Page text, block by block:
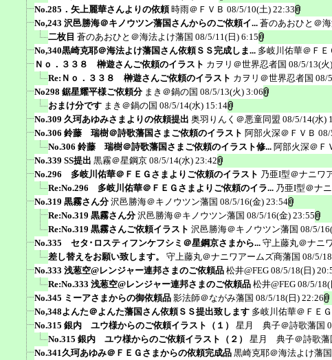
No.285．矢上麗華さんよりの依頼 時雨＠ＦＶＢ 08/5/10(土) 22:33
No,243 沢邑勝海＠キノウツン藩国さんからのご依頼イ... 蒼のあおひと＠
二枚目 蒼のあおひと＠海法よけ藩国 08/5/11(日) 6:15
No,340黒崎克耶＠海法よけ藩国さん依頼ＳＳ完成しま... 多岐川佑華＠ＦＥ
Ｎｏ．３３８ 榊遊さんご依頼のイラスト カヲリ＠世界忍者国 08/5/13(火
Re:Ｎｏ．３３８ 榊遊さんご依頼のイラスト カヲリ＠世界忍者国 08/
No298 鋸星耀平様ご依頼分 まき＠鍋の国 08/5/13(火) 3:06
おまけ分です まき＠鍋の国 08/5/14(水) 15:14
No.309 久珂あゆみさまよりの依頼提出 奥羽りんく＠悪童同盟 08/5/14(水)
No.306 鈴藤 瑞樹＠詩歌藩国さまご依頼のイラスト 阿部火深＠ＦＶＢ 08/
No.306 鈴藤 瑞樹＠詩歌藩国さまご依頼のイラスト修... 阿部火深＠Ｆ
No.339 SS提出 黒霧＠星鋼京 08/5/14(水) 23:42
No.296 多岐川佑華＠ＦＥＧさまよりご依頼のイラスト 乃亜I型＠ナニワ
Re:No.296 多岐川佑華＠ＦＥＧさまよりご依頼のイラ... 乃亜I型＠ナ
No.319 黒霧さん分 沢邑勝海＠キノウツン藩国 08/5/16(金) 23:54
Re:No.319 黒霧さん分 沢邑勝海＠キノウツン藩国 08/5/16(金) 23:55
Re:No.319 黒霧さんご依頼イラスト 沢邑勝海＠キノウツン藩国 08/5/
No.335 セタ･ロスティフンケフシミ＠星鋼京さまから... 守上藤丸＠ナニ
差し替えをお願い致します。
守上藤丸＠ナニワアームズ商藩国 08/5/
No.333 浅葱空@レンジャー連邦さまのご依頼品 松井@FEG 08/5/18(日)
Re:No.333 浅葱空@レンジャー連邦さまのご依頼品 松井@FEG 08/5/18(
No.345 ミーアさまからの御依頼品 影法師＠ながみ藩国 08/5/18(日) 22:26
No,348よんた＠よんた藩国さん依頼ＳＳ提出致します 多岐川佑華＠ＦＥＧ
No.315 銀内 ユウ様からのご依頼イラスト（１）
星月 典子＠詩歌藩国
No.315 銀内 ユウ様からのご依頼イラスト（２）
星月 典子＠詩歌藩
No.341久珂あゆみ＠ＦＥＧさまからの依頼完成品 黒崎克耶＠海法よけ藩国